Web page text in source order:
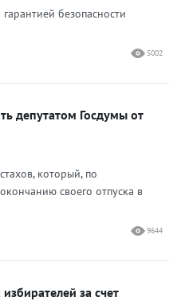
безопасности
5002
депутатом Госдумы от
который, по
своего отпуска в
9644
за счет